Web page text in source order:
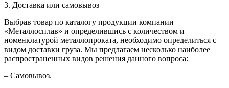
3. Доставка или самовывоз
Выбрав товар по каталогу продукции компании
«Металлосплав» и определившись с количеством и
номенклатурой металлопроката, необходимо определиться с
видом доставки груза. Мы предлагаем несколько наиболее
распространенных видов решения данного вопроса:
– Самовывоз.